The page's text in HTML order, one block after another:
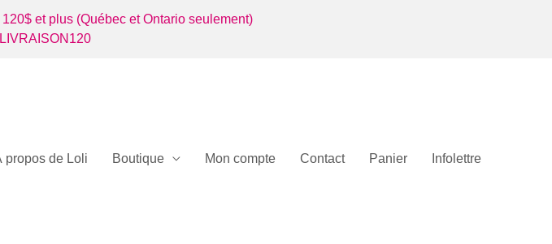
et plus (Québec et Ontario seulement)
propos de Loli Boutique Mon compte Contact Panier Infolettre